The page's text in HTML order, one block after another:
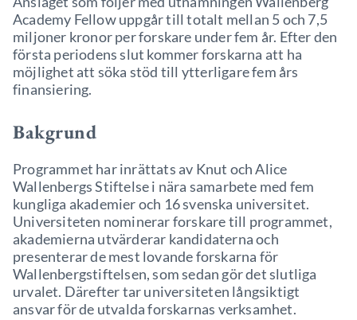
Academy Fellow uppgår till totalt mellan 5 och 7,5
miljoner kronor per forskare under fem år. Efter den
första periodens slut kommer forskarna att ha
möjlighet att söka stöd till ytterligare fem års
finansiering.
Bakgrund
Programmet har inrättats av Knut och Alice
Wallenbergs Stiftelse i nära samarbete med fem
kungliga akademier och 16 svenska universitet.
Universiteten nominerar forskare till programmet,
akademierna utvärderar kandidaterna och
presenterar de mest lovande forskarna för
Wallenbergstiftelsen, som sedan gör det slutliga
urvalet. Därefter tar universiteten långsiktigt
ansvar för de utvalda forskarnas verksamhet.